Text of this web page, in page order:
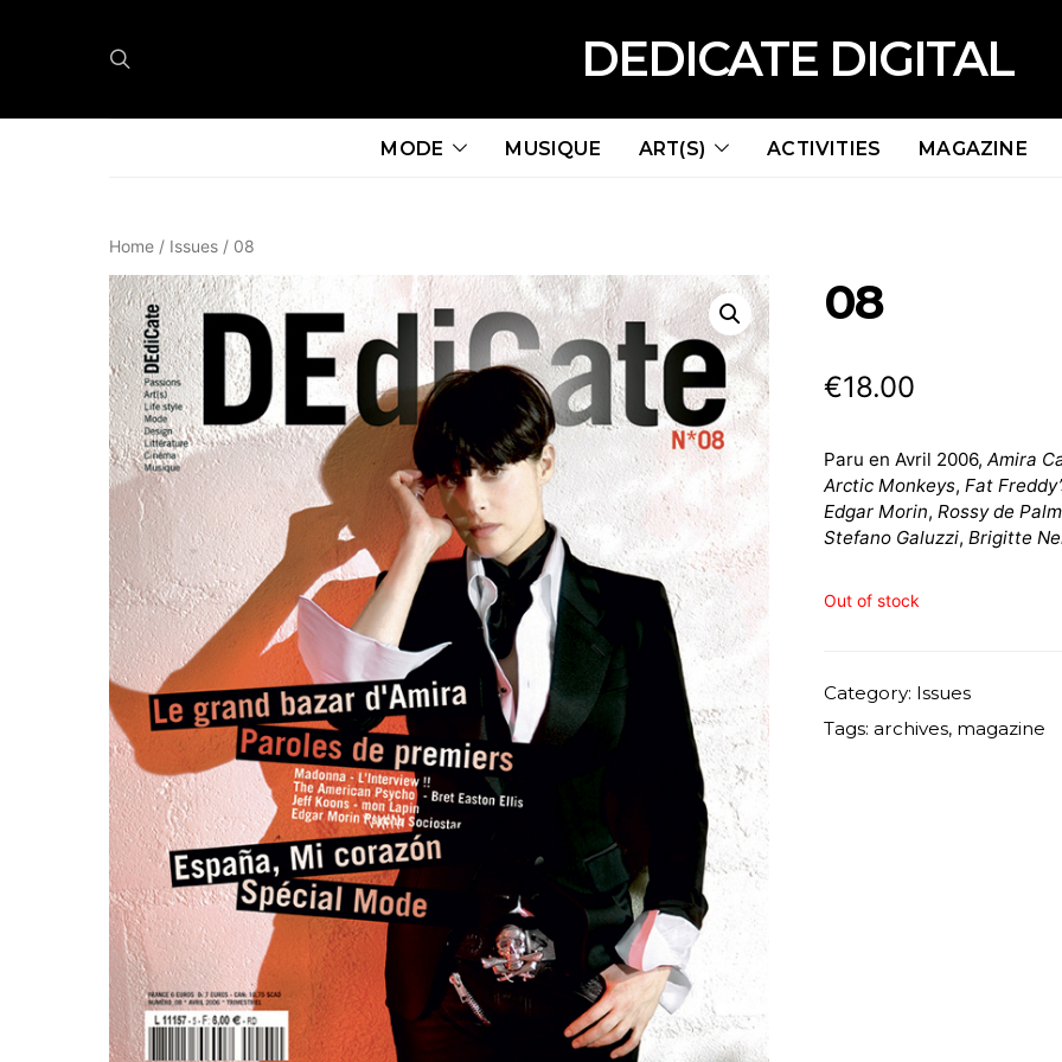
DEDICATE DIGITAL
MODE MUSIQUE ART(S) ACTIVITIES MAGAZINE
Home / Issues / 08
08
€18.00
Paru en Avril 2006,Amira
Arctic Monkeys,Fat
Edgar Morin,Rossy de
Stefano Galuzzi,Brigitte
Out of stock
Category: Issues
Tags:archives, magazine